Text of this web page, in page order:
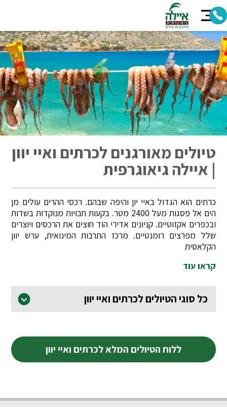
טיולים מאורגנים לכרתים ואיי יוון
| איילה גיאוגרפית
כרתים הוא הגדול באיי יון והיפה שבהם. רכסי ההרים עולים מן
הים אל פסגות מעל 2400 מטר. בקעות חבויות מנוקדות בשדות
ובכפרים אקזוטיים. קניונים אדירי הוד חוצים את הרכסים ויוצרים
שלל מפרצים רומנטיים. מרכז התרבות המינואית, ערש יוון
הקלאסית
קראו עוד
כל סוגי הטיולים לכרתים ואיי יוון
ללוח הטיולים המלא לכרתים ואיי יוון